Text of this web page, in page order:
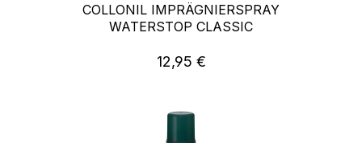
COLLONIL IMPRÄGNIERSPRAY
WATERSTOP CLASSIC
Regulärer Preis:
12,95 €